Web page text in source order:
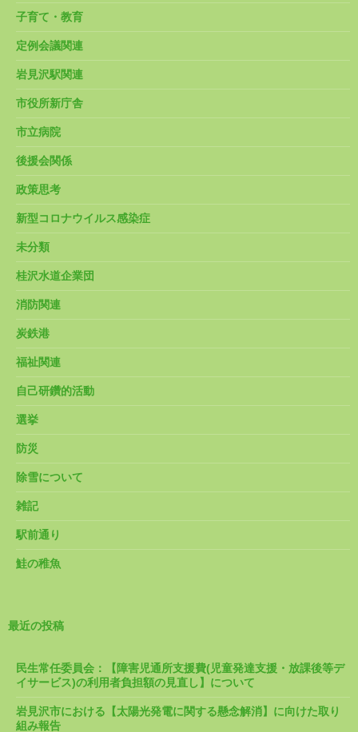
子育て・教育
定例会議関連
岩見沢駅関連
市役所新庁舎
市立病院
後援会関係
政策思考
新型コロナウイルス感染症
未分類
桂沢水道企業団
消防関連
炭鉄港
福祉関連
自己研鑽的活動
選挙
防災
除雪について
雑記
駅前通り
鮭の稚魚
最近の投稿
民生常任委員会：【障害児通所支援費(児童発達支援・放課後等デ
イサービス)の利用者負担額の見直し】について
岩見沢市における【太陽光発電に関する懸念解消】に向けた取り
組み報告